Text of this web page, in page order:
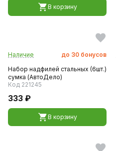
В корзину
Наличие до 30 бонусов
Набор надфилей стальных (6шт.)
сумка (АвтоДело)
Код 221245
333 ₽
В корзину